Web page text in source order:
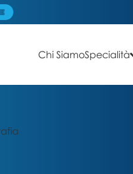
Chi SiamoSpecialità